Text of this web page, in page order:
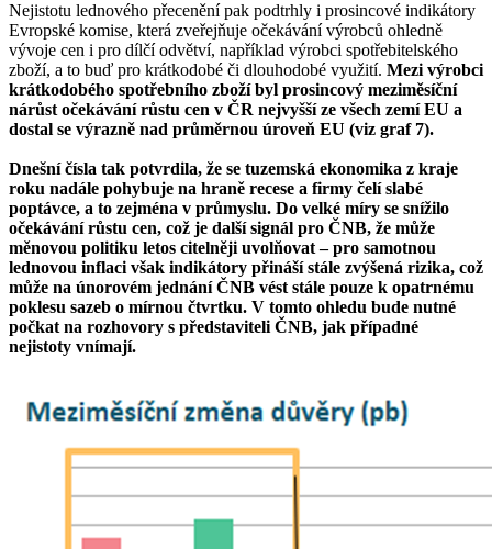
Nejistotu lednového přecenění pak podtrhly i prosincové indikátory
Evropské komise, která zveřejňuje očekávání výrobců ohledně
vývoje cen i pro dílčí odvětví, například výrobci spotřebitelského
zboží, a to buď pro krátkodobé či dlouhodobé využití. Mezi výrobci
krátkodobého spotřebního zboží byl prosincový meziměsíční
nárůst očekávání růstu cen v ČR nejvyšší ze všech zemí EU a
dostal se výrazně nad průměrnou úroveň EU (viz graf 7).
Dnešní čísla tak potvrdila, že se tuzemská ekonomika z kraje
roku nadále pohybuje na hraně recese a firmy čelí slabé
poptávce, a to zejména v průmyslu. Do velké míry se snížilo
očekávání růstu cen, což je další signál pro ČNB, že může
měnovou politiku letos citelněji uvolňovat – pro samotnou
lednovou inflaci však indikátory přináší stále zvýšená rizika, což
může na únorovém jednání ČNB vést stále pouze k opatrnému
poklesu sazeb o mírnou čtvrtku. V tomto ohledu bude nutné
počkat na rozhovory s představiteli ČNB, jak případné
nejistoty vnímají.